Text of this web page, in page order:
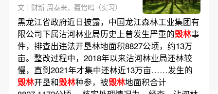
文｜财新 周泰来，聂怡鸣（实习）
黑龙江省政府近日披露，中国龙江森林工业集团有
限公司下属沾河林业局历史上曾发生严重的毁林事
件，排查出违法开垦林地面积8827公顷，约13万
亩。整改过程中，2018年以来沾河林业局还林较
慢，直到2021年才集中还林近13万亩……发生的
毁林开垦和毁林种参，被毁林地面积合计